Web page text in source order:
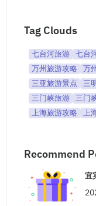
Tag Clouds
七台河旅游 七台
万州旅游攻略
万
三亚旅游景点
三
三门峡旅游
三门
上海旅游攻略
上
Recommend
宜